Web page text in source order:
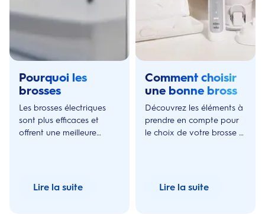
Pourquoi les
brosses
électriques sont-
elles plus
efficaces
Les brosses électriques
sont plus efficaces et
offrent une meilleure
Lire la suite
Comment choisir
une bonne brosse
à dents
Découvrez les éléments à
prendre en compte pour
le choix de votre brosse à
Lire la suite